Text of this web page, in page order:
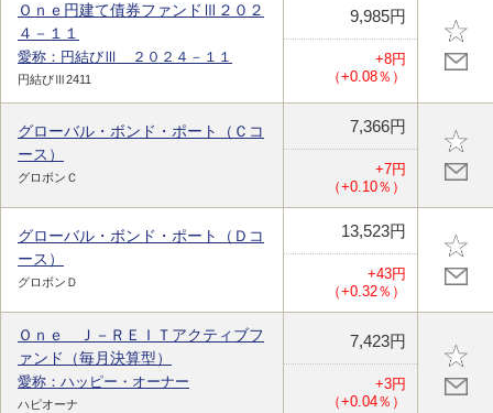
Ｏｎｅ円建て債券ファンドⅢ２０２
４－１１
愛称：円結びⅢ ２０２４－１１
円結びⅢ2411
9,985円
+8円
（+0.08％）
グローバル・ボンド・ポート（Ｃコ
ース）
グロボンＣ
7,366円
+7円
（+0.10％）
グローバル・ボンド・ポート（Ｄコ
ース）
グロボンＤ
13,523円
+43円
（+0.32％）
Ｏｎｅ Ｊ－ＲＥＩＴアクティブフ
ァンド（毎月決算型）
愛称：ハッピー・オーナー
ハピオーナ
7,423円
+3円
（+0.04％）